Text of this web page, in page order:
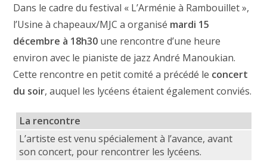
Dans le cadre du festival « L’Arménie à Rambouillet »,
l’Usine à chapeaux/MJC a organisé mardi 15
décembre à 18h30 une rencontre d’une heure
environ avec le pianiste de jazz André Manoukian.
Cette rencontre en petit comité a précédé le concert
du soir, auquel les lycéens étaient également conviés.
La rencontre
L’artiste est venu spécialement à l’avance, avant
son concert, pour rencontrer les lycéens.